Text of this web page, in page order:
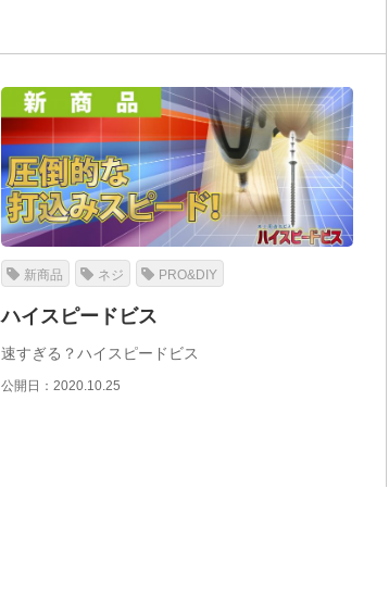
新商品 ネジ PRO&DIY
ハイスピードビス
速すぎる？ハイスピードビス
公開日：2020.10.25